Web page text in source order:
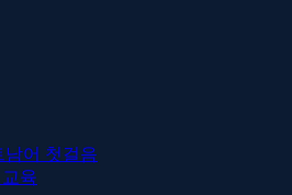
남어 첫걸음